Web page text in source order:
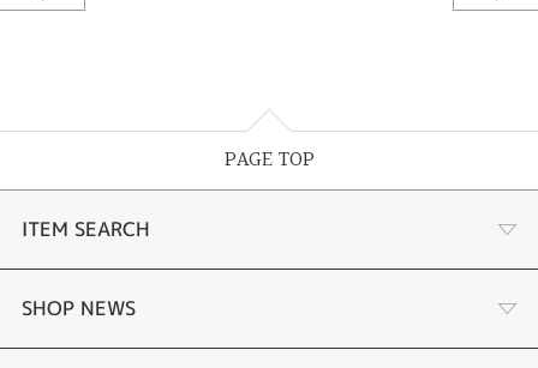
PAGE TOP
ITEM SEARCH
婚約指輪
SHOP NEWS